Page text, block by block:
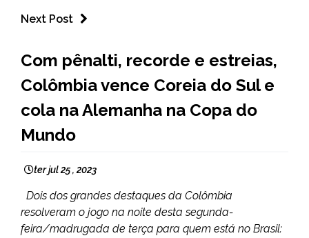
Next Post
Com pênalti, recorde e estreias,
Colômbia vence Coreia do Sul e
cola na Alemanha na Copa do
Mundo
ter jul 25 , 2023
Dois dos grandes destaques da Colômbia
resolveram o jogo na noite desta segunda-
feira/madrugada de terça para quem está no Brasil: